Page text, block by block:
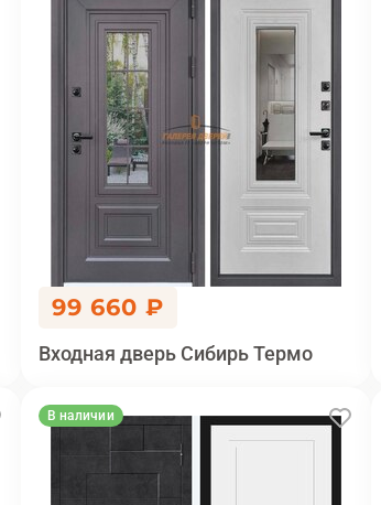
99 660 ₽
Входная дверь Сибирь Термо
В наличии